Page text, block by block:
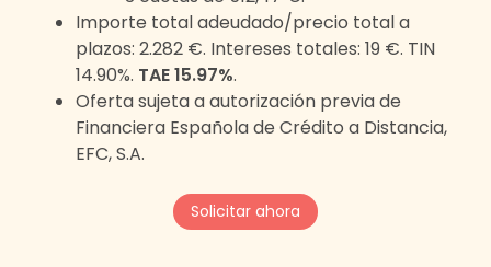
Importe total adeudado/precio total a
plazos: 2.282 €. Intereses totales: 19 €. TIN
14.90%. TAE 15.97%.
Oferta sujeta a autorización previa de
Financiera Española de Crédito a Distancia,
EFC, S.A.
Solicitar ahora